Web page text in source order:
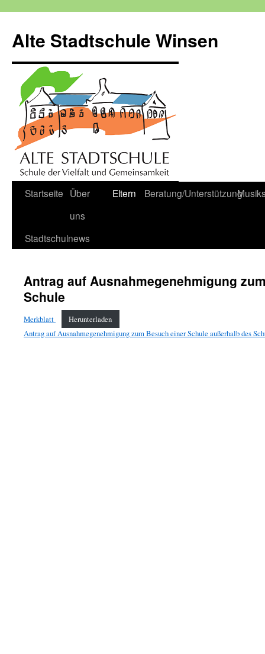
springen
Alte Stadtschule Winsen
Startseite Über
uns
Eltern Beratung/Unterstützung
Stadtschulnews
Antrag auf Ausnahmegenehmigung
Schule
Merkblatt
Herunterladen
Antrag auf Ausnahmegenehmigung zum Besuch einer Schule außerhalb des